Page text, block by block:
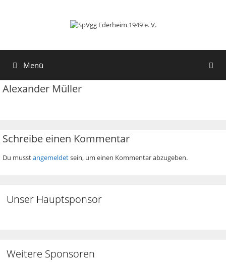
Menü
Alexander Müller
Schreibe einen Kommentar
Du musstangemeldetsein, um einen Kommentar abzugeben.
Unser Hauptsponsor
Weitere Sponsoren